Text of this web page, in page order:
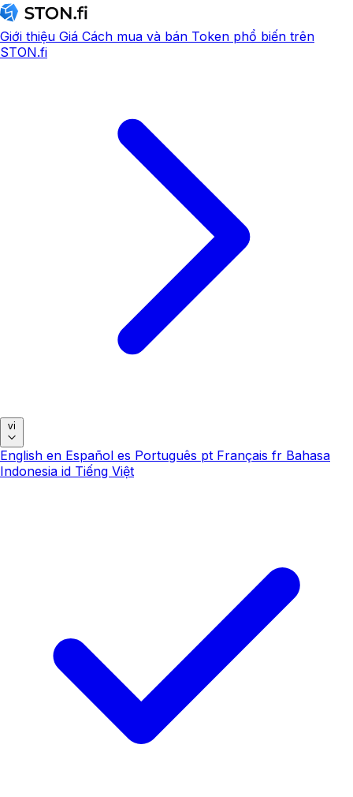
Giới thiệu Giá Cách mua và bán Token phổ biến trên
STON.fi
vi
English en Español es Português pt Français fr Bahasa
Indonesia id Tiếng Việt